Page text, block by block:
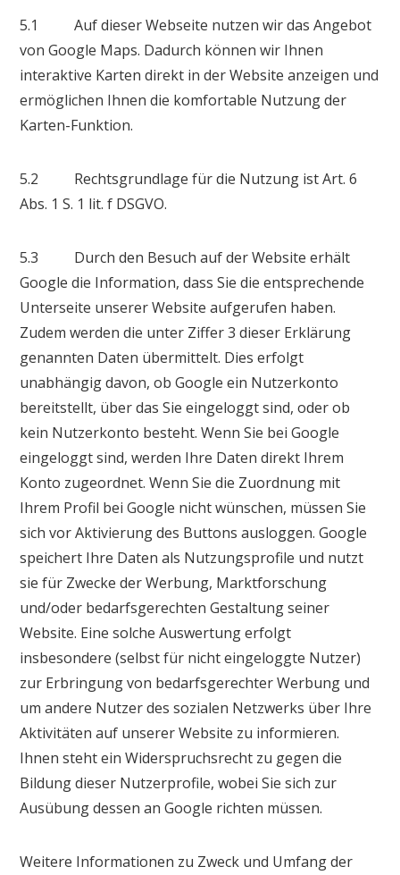
5.1 Auf dieser Webseite nutzen wir das Angebot
von Google Maps. Dadurch können wir Ihnen
interaktive Karten direkt in der Website anzeigen und
ermöglichen Ihnen die komfortable Nutzung der
Karten-Funktion.
5.2 Rechtsgrundlage für die Nutzung ist Art. 6
Abs. 1 S. 1 lit. f DSGVO.
5.3 Durch den Besuch auf der Website erhält
Google die Information, dass Sie die entsprechende
Unterseite unserer Website aufgerufen haben.
Zudem werden die unter Ziffer 3 dieser Erklärung
genannten Daten übermittelt. Dies erfolgt
unabhängig davon, ob Google ein Nutzerkonto
bereitstellt, über das Sie eingeloggt sind, oder ob
kein Nutzerkonto besteht. Wenn Sie bei Google
eingeloggt sind, werden Ihre Daten direkt Ihrem
Konto zugeordnet. Wenn Sie die Zuordnung mit
Ihrem Profil bei Google nicht wünschen, müssen Sie
sich vor Aktivierung des Buttons ausloggen. Google
speichert Ihre Daten als Nutzungsprofile und nutzt
sie für Zwecke der Werbung, Marktforschung
und/oder bedarfsgerechten Gestaltung seiner
Website. Eine solche Auswertung erfolgt
insbesondere (selbst für nicht eingeloggte Nutzer)
zur Erbringung von bedarfsgerechter Werbung und
um andere Nutzer des sozialen Netzwerks über Ihre
Aktivitäten auf unserer Website zu informieren.
Ihnen steht ein Widerspruchsrecht zu gegen die
Bildung dieser Nutzerprofile, wobei Sie sich zur
Ausübung dessen an Google richten müssen.
Weitere Informationen zu Zweck und Umfang der